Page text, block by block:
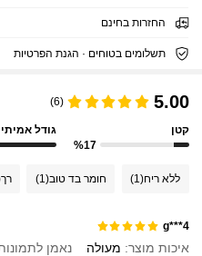
החזרות בחינם
תשלומים בטוחים · הגנת הפרטיות
5.00
(6)
קטן
%17
גודל אמיתי
ללא ריח(1) חומר בד טוב(1) רך
g***4
איכות מוצר: מעולה נאמן